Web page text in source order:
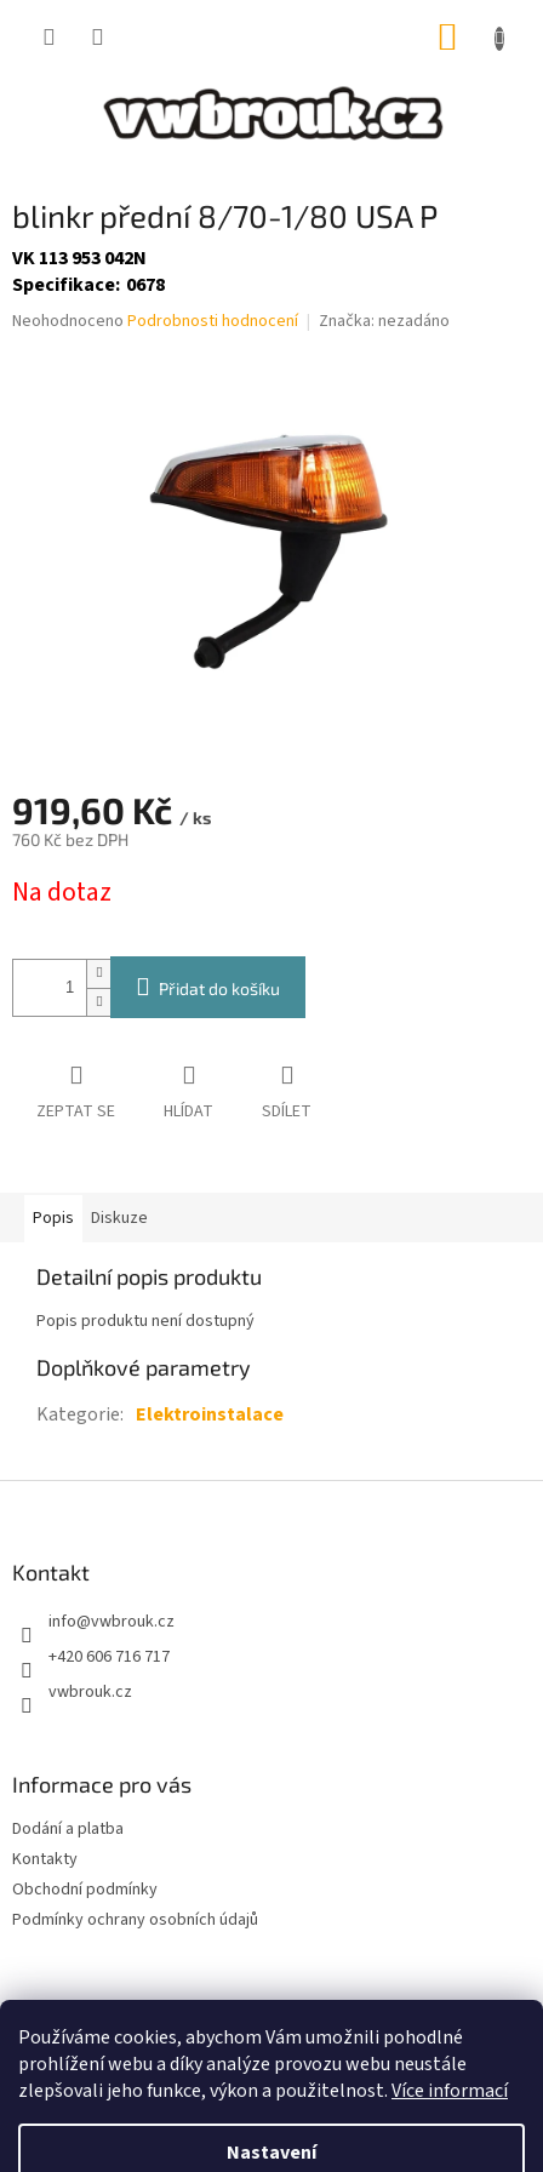
Používáme cookies, abychom Vám umožnili pohodlné
prohlížení webu a díky analýze provozu webu neustále
zlepšovali jeho funkce, výkon a použitelnost.Více informací
Nastavení
blinkr přední 8/70-1/80 USA P
VK 113 953 042N
Specifikace: 0678
Průměrné
Neohodnoceno Podrobnosti hodnocení Značka: nezadáno
919,60 Kč / ks
760 Kč bez DPH
cena:
Na dotaz
Přidat do košíku
ZEPTAT SE HLÍDAT SDÍLET
Popis Diskuze
Detailní popis produktu
Popis produktu není dostupný
Doplňkové parametry
Kategorie: Elektroinstalace
Kontakt
info@vwbrouk.cz
+420 606 716 717
vwbrouk.cz
Informace pro vás
Dodání a platba
Kontakty
Obchodní podmínky
Podmínky ochrany osobních údajů
Vytvořil Shoptet